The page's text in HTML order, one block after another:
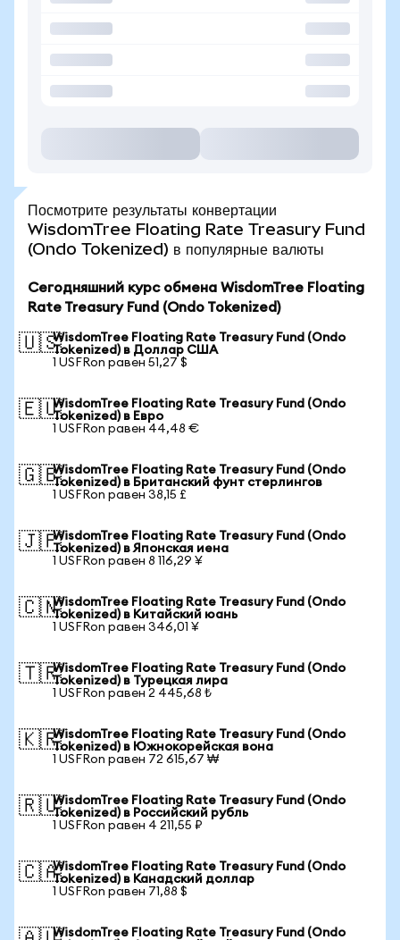
Посмотрите результаты конвертации
WisdomTree Floating Rate Treasury Fund
(Ondo Tokenized) в популярные валюты
Сегодняшний курс обмена WisdomTree Floating
Rate Treasury Fund (Ondo Tokenized)
🇺🇸WisdomTree Floating Rate Treasury Fund (Ondo
Tokenized) в Доллар США
1 USFRon равен 51,27 $
🇪🇺WisdomTree Floating Rate Treasury Fund (Ondo
Tokenized) в Евро
1 USFRon равен 44,48 €
🇬🇧WisdomTree Floating Rate Treasury Fund (Ondo
Tokenized) в Британский фунт стерлингов
1 USFRon равен 38,15 £
🇯🇵WisdomTree Floating Rate Treasury Fund (Ondo
Tokenized) в Японская иена
1 USFRon равен 8 116,29 ¥
🇨🇳WisdomTree Floating Rate Treasury Fund (Ondo
Tokenized) в Китайский юань
1 USFRon равен 346,01 ¥
🇹🇷WisdomTree Floating Rate Treasury Fund (Ondo
Tokenized) в Турецкая лира
1 USFRon равен 2 445,68 ₺
🇰🇷WisdomTree Floating Rate Treasury Fund (Ondo
Tokenized) в Южнокорейская вона
1 USFRon равен 72 615,67 ₩
🇷🇺WisdomTree Floating Rate Treasury Fund (Ondo
Tokenized) в Российский рубль
1 USFRon равен 4 211,55 ₽
🇨🇦WisdomTree Floating Rate Treasury Fund (Ondo
Tokenized) в Канадский доллар
1 USFRon равен 71,88 $
WisdomTree Floating Rate Treasury Fund (Ondo